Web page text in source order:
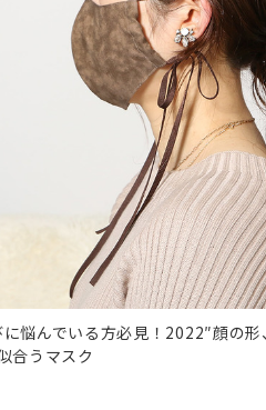
悩んでいる方必見！2022″顔の形
合うマスク